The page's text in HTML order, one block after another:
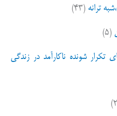
ترانه (۴۳)
(۵)
تکرار شونده ناکارآمد در زندگی